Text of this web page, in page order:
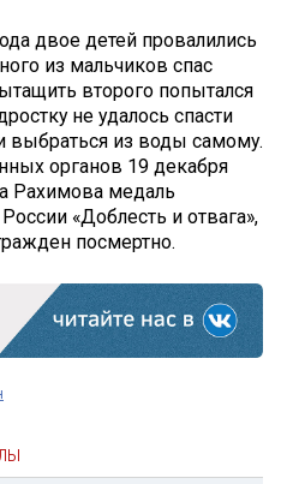
двое детей провалились
из мальчиков спас
второго попытался
не удалось спасти
выбраться из воды самому.
органов 19 декабря
Рахимова медаль
«Доблесть и отвага»,
посмертно.